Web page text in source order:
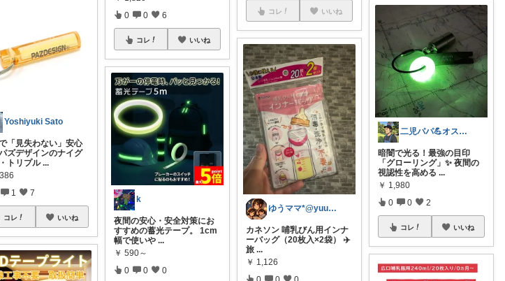
Yoshiyuki Sato
「見失わない」安心
ズデザインのナイグ
トリプル ...
1 7
コレ いいね
0 0 6
コレ いいね
k
夜間の安心・安全対策にお
すすめの蓄光テープ。 1cm
幅で使いや ...
￥ 590～
0 0 0
コレ いいね
ゆうママ*@yuumama_aruaru
カネソン 哺乳びん用インナ
ーバッグ（20枚入×2袋） ✈️
旅 ...
￥ 1,126
0 0 0
二児パパ💪オススメ商品
暗闇で光る！最強の目印
「グローリング」✨ 夜間の
視認性を高める ...
￥ 1,980
0 0 2
コレ いいね